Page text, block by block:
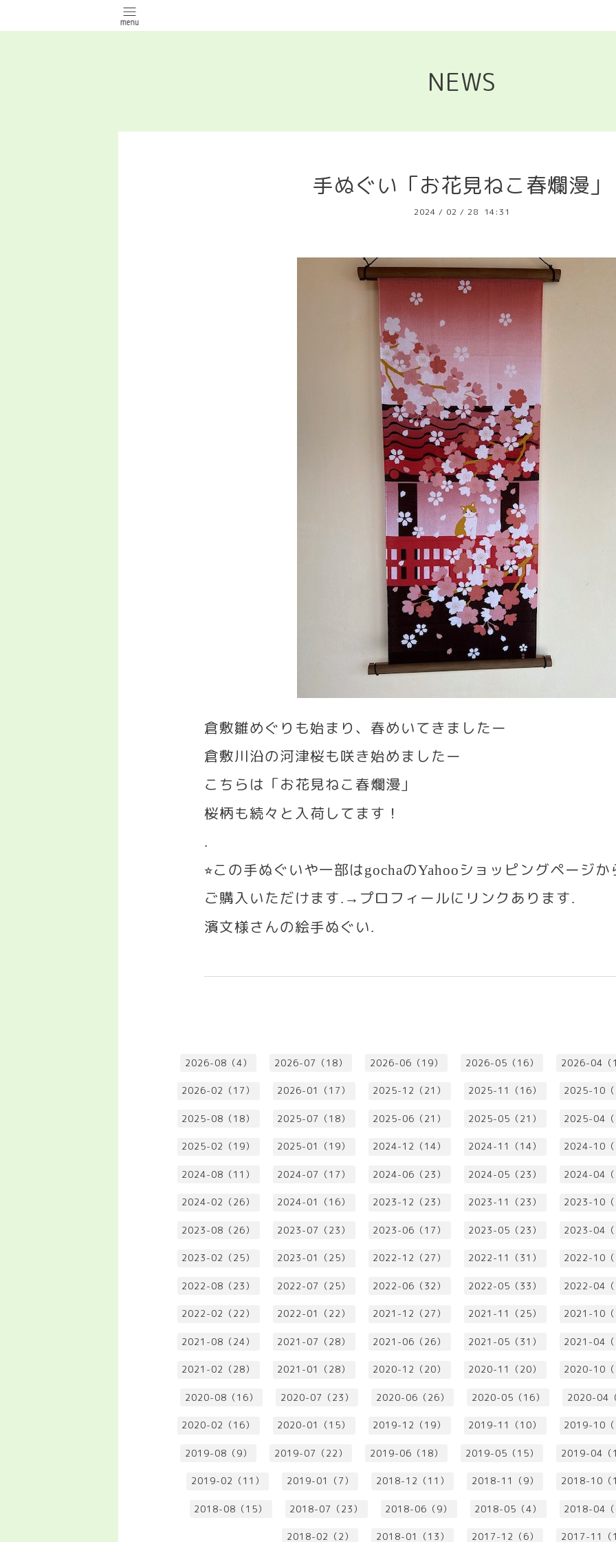
NEWS
手ぬぐい「お花見ねこ春爛漫」
2024 / 02 / 28 14:31
倉敷雛めぐりも始まり、春めいてきましたー
倉敷川沿の河津桜も咲き始めましたー
こちらは「お花見ねこ春爛漫」
桜柄も続々と入荷してます！
.
⭐︎この手ぬぐいや一部はgochaのYahoo ショッピングページか
ご購入いただけます.→ プロフィールにリンクあります.
濱文様さんの絵手ぬぐい.
2026-08（4） 2026-07（18） 2026-06（19） 2026-05（16） 2026-04（
2026-02（17） 2026-01（17） 2025-12（21） 2025-11（16） 2025-10
2025-08（18） 2025-07（18） 2025-06（21） 2025-05（21） 2025-04
2025-02（19） 2025-01（19） 2024-12（14） 2024-11（14） 2024-10
2024-08（11） 2024-07（17） 2024-06（23） 2024-05（23） 2024-04
2024-02（26） 2024-01（16） 2023-12（23） 2023-11（23） 2023-10
2023-08（26） 2023-07（23） 2023-06（17） 2023-05（23） 2023-04
2023-02（25） 2023-01（25） 2022-12（27） 2022-11（31） 2022-10
2022-08（23） 2022-07（25） 2022-06（32） 2022-05（33） 2022-04
2022-02（22） 2022-01（22） 2021-12（27） 2021-11（25） 2021-10
2021-08（24） 2021-07（28） 2021-06（26） 2021-05（31） 2021-04
2021-02（28） 2021-01（28） 2020-12（20） 2020-11（20） 2020-10
2020-08（16） 2020-07（23） 2020-06（26） 2020-05（16） 2020-04
2020-02（16） 2020-01（15） 2019-12（19） 2019-11（10） 2019-10
2019-08（9） 2019-07（22） 2019-06（18） 2019-05（15） 2019-04（
2019-02（11） 2019-01（7） 2018-12（11） 2018-11（9） 2018-10（
2018-08（15） 2018-07（23） 2018-06（9） 2018-05（4） 2018-04
2018-02（2） 2018-01（13） 2017-12（6） 2017-11（